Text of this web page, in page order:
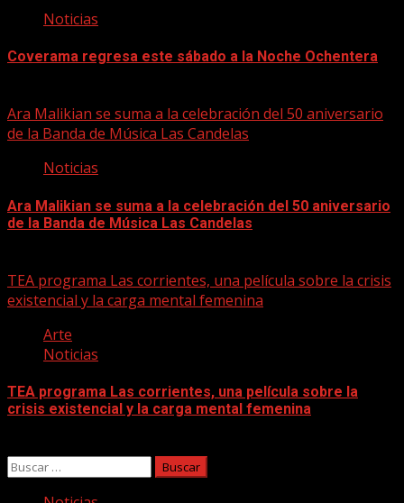
Noticias
Coverama regresa este sábado a la Noche Ochentera
Ara Malikian se suma a la celebración del 50 aniversario
de la Banda de Música Las Candelas
Noticias
Ara Malikian se suma a la celebración del 50 aniversario
de la Banda de Música Las Candelas
TEA programa Las corrientes, una película sobre la crisis
existencial y la carga mental femenina
Arte
Noticias
TEA programa Las corrientes, una película sobre la
crisis existencial y la carga mental femenina
Buscar: